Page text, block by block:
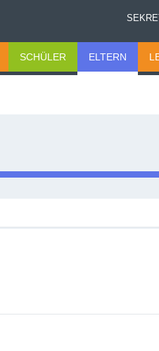
SCHÜLER ELTERN